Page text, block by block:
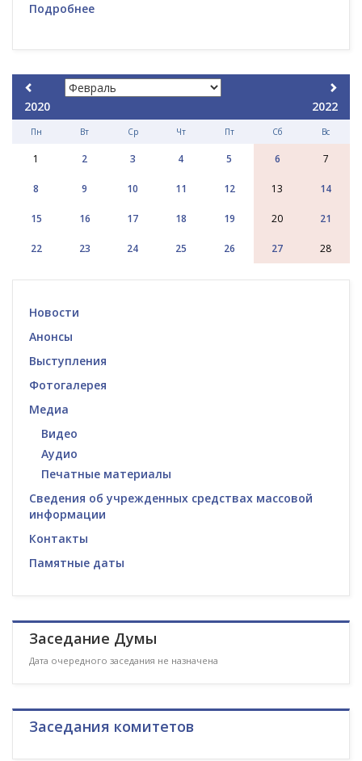
Подробнее
2020 2022
Пн Вт Ср Чт Пт Сб Вс
1 2 3 4 5 6 7
8 9 10 11 12 13 14
15 16 17 18 19 20 21
22 23 24 25 26 27 28
Новости
Анонсы
Выступления
Фотогалерея
Медиа
Видео
Аудио
Печатные материалы
Сведения об учрежденных средствах массовой
информации
Контакты
Памятные даты
Заседание Думы
Дата очередного заседания не назначена
Заседания комитетов